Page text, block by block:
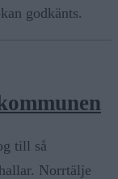
godkänts.
till så
Norrtälje